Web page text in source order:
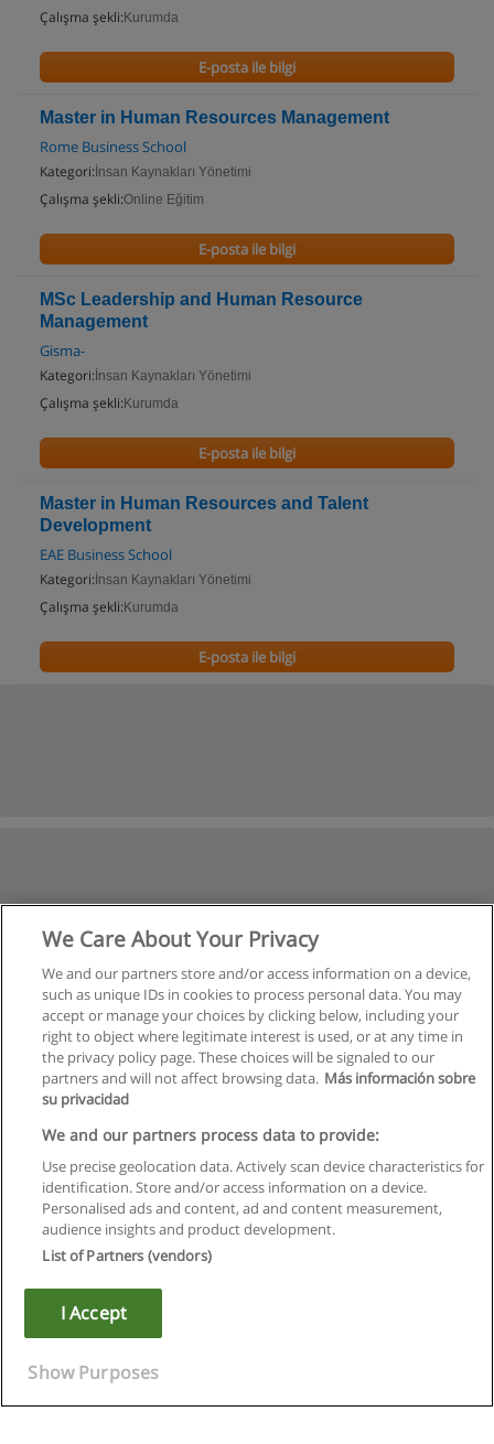
Çalışma şekli: Kurumda
E-posta ile bilgi
Master in Human Resources Management
Rome Business School
Kategori: İnsan Kaynakları Yönetimi
Çalışma şekli:Online Eğitim
E-posta ile bilgi
MSc Leadership and Human Resource
Management
Gisma-
Kategori: İnsan Kaynakları Yönetimi
Çalışma şekli: Kurumda
E-posta ile bilgi
Master in Human Resources and Talent
Development
EAE Business School
Kategori: İnsan Kaynakları Yönetimi
Çalışma şekli: Kurumda
E-posta ile bilgi
Kullanım koşulları
Gizlilik politikası
Copyright © Educaedu Business S.L. - CIF : B-95610580: -
We Care About Your Privacy
We and our partners store and/or access information on a device,
such as unique IDs in cookies to process personal data. You may
accept or manage your choices by clicking below, including your
right to object where legitimate interest is used, or at any time in
the privacy policy page. These choices will be signaled to our
partners and will not affect browsing data. Más información sobre
su privacidad
We and our partners process data to provide:
Use precise geolocation data. Actively scan device characteristics for
identification. Store and/or access information on a device.
Personalised ads and content, ad and content measurement,
audience insights and product development.
List of Partners (vendors)
I Accept
Show Purposes